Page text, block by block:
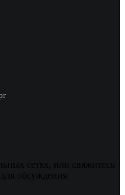
сетях, или свяжитесь
обсуждения